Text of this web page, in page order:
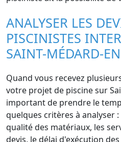
ANALYSER LES
PISCINISTES
SAINT-MÉDARD-
Quand vous recevez
votre projet de piscine sur
important de prendre le
quelques critères à analyser
qualité des matériaux, les
devis, le délai d'exécution